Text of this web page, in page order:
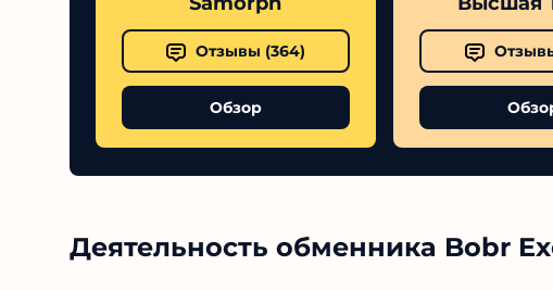
Отзывы ( 364)
Обзор
Отзывы
Обзор
Деятельность обменника Bobr